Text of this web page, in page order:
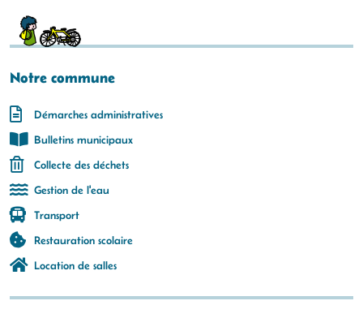
Notre commune
Démarches administratives
Bulletins municipaux
Collecte des déchets
Gestion de l'eau
Transport
Restauration scolaire
Location de salles